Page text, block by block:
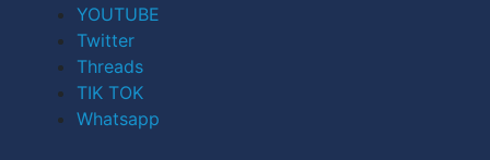
YOUTUBE
Twitter
Threads
TIK TOK
Whatsapp